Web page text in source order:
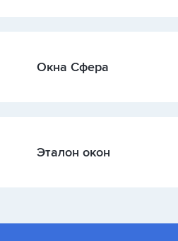
Окна Сфера
Эталон окон